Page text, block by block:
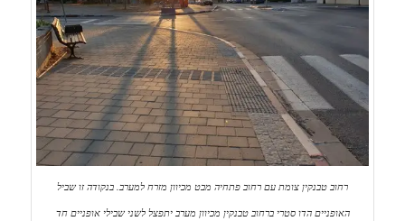
רחוב טבנקין צומת עם רחוב פתחיה מבט מכיוון מזרח למערב. בנקודה זו שביל
האופניים הדו סטרי ברחוב טבנקין מכיוון מערב יתפצל לשני שבילי אופניים חד